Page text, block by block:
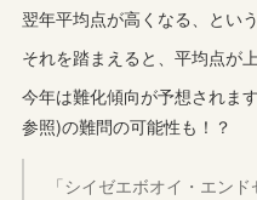
翌年平均点が高くなる、とい
それを踏まえると、平均点が
今年は難化傾向が予想されま
参照)の難問の可能性も！？
「シイゼエボオイ・エン